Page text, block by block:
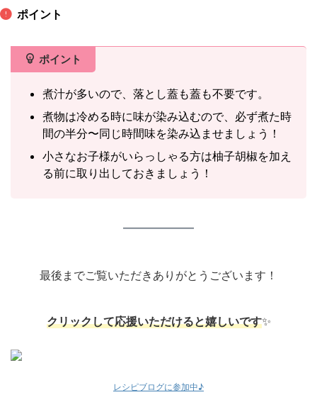
ポイント
ポイント
煮汁が多いので、落とし蓋も蓋も不要です。
煮物は冷める時に味が染み込むので、必ず煮た時
間の半分〜同じ時間味を染み込ませましょう！
小さなお子様がいらっしゃる方は柚子胡椒を加え
る前に取り出しておきましょう！
最後までご覧いただきありがとうございます！
クリックして応援いただけると嬉しいです✨
レシピブログに参加中♪